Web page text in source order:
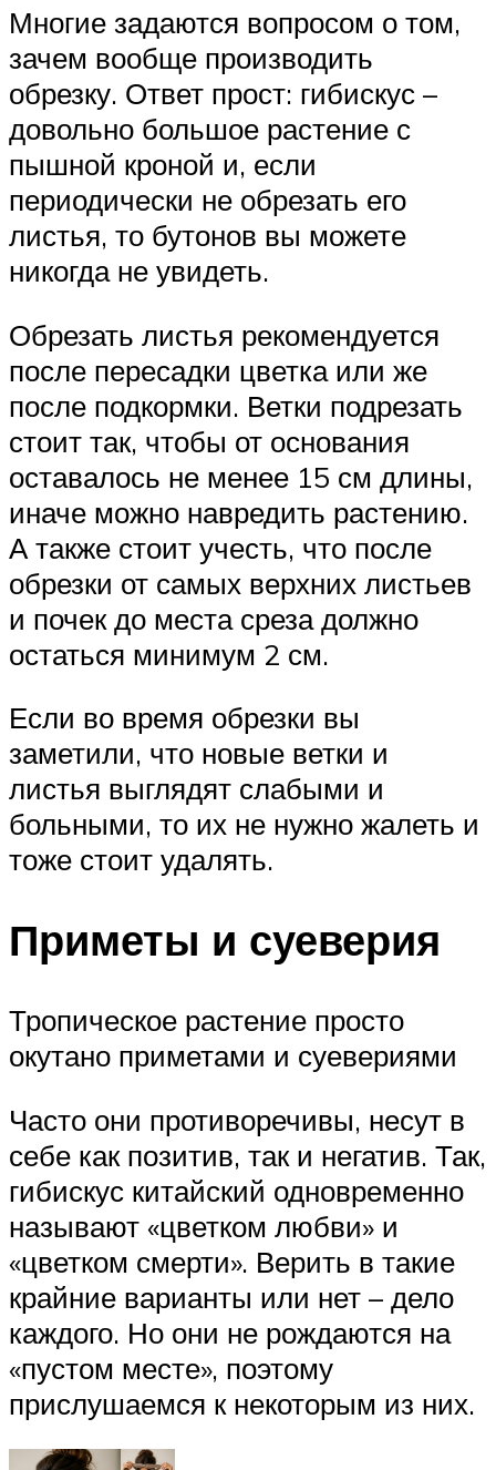
Многие задаются вопросом о том,
зачем вообще производить
обрезку. Ответ прост: гибискус –
довольно большое растение с
пышной кроной и, если
периодически не обрезать его
листья, то бутонов вы можете
никогда не увидеть.
Обрезать листья рекомендуется
после пересадки цветка или же
после подкормки. Ветки подрезать
стоит так, чтобы от основания
оставалось не менее 15 см длины,
иначе можно навредить растению.
А также стоит учесть, что после
обрезки от самых верхних листьев
и почек до места среза должно
остаться минимум 2 см.
Если во время обрезки вы
заметили, что новые ветки и
листья выглядят слабыми и
больными, то их не нужно жалеть и
тоже стоит удалять.
Приметы и суеверия
Тропическое растение просто
окутано приметами и суевериями
Часто они противоречивы, несут в
себе как позитив, так и негатив. Так,
гибискус китайский одновременно
называют «цветком любви» и
«цветком смерти». Верить в такие
крайние варианты или нет – дело
каждого. Но они не рождаются на
«пустом месте», поэтому
прислушаемся к некоторым из них.